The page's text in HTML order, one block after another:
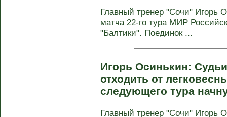
Главный тренер "Сочи" Игорь
матча 22‑го тура МИР
"Балтики". Поединок ...
Игорь Осинькин:
отходить от
следующего тура
Главный тренер "Сочи" Игорь